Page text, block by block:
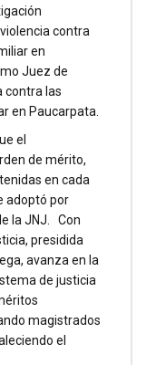
contra
en
Juez de
contra las
en Paucarpata.
el
de mérito,
en cada
adoptó por
la JNJ. Con
presidida
avanza en la
de justicia
magistrados
el